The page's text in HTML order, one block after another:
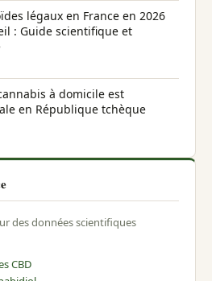
légaux en France en 2026
: Guide scientifique et
à domicile est
en République tchèque
des données scientifiques
CBD